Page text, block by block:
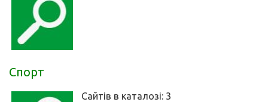
Спорт
Сайтів в каталозі: 3